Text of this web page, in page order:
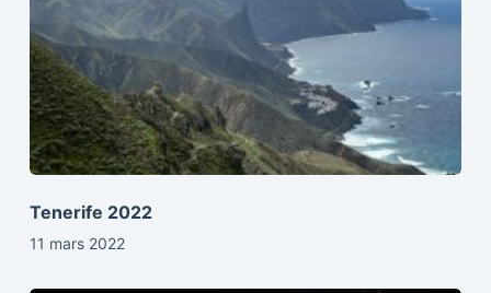
Tenerife 2022
11 mars 2022